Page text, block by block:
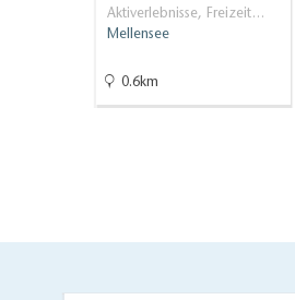
Aktiverlebnisse, Freizeit…
Mellensee
0.6km